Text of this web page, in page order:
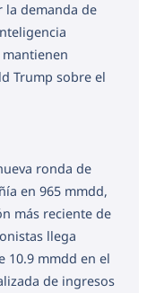
la demanda de
Trump sobre el
ronda de
en 965 mmdd,
más reciente de
llega
10.9 mmdd en el
de ingresos